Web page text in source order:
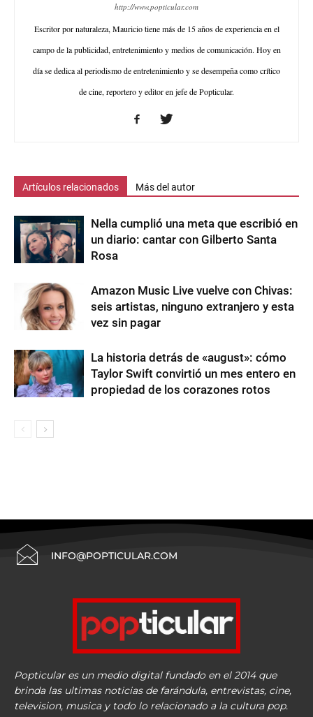
http://www.popticular.com
Escritor por naturaleza, Mauricio tiene más de 15 años de experiencia en el
campo de la publicidad, entretenimiento y medios de comunicación. Hoy en
día se dedica al periodismo de entretenimiento y se desempeña como crítico
de cine, reportero y editor en jefe de Popticular.
Artículos relacionados Más del autor
Nella cumplió una meta que escribió en
un diario: cantar con Gilberto Santa
Rosa
Amazon Music Live vuelve con Chivas:
seis artistas, ninguno extranjero y esta
vez sin pagar
La historia detrás de «august»: cómo
Taylor Swift convirtió un mes entero en
propiedad de los corazones rotos
INFO@POPTICULAR.COM
Popticular es un medio digital fundado en el 2014 que
brinda las ultimas noticias de farándula, entrevistas, cine,
television, musica y todo lo relacionado a la cultura pop.